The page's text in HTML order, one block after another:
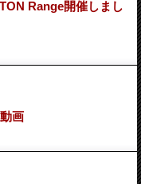
Range開催しまし
画